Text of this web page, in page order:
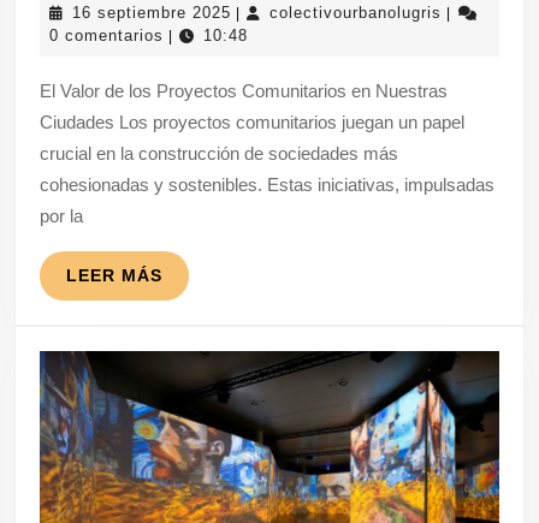
Participación
Proyectos
Comunitarios:
Construyendo
16 septiembre 2025 16
septiembre
| colectivourbanolugris |
0 comentarios | 10:48
El Valor de los Proyectos Comunitarios en Nuestras
Ciudades Los proyectos comunitarios juegan un papel
crucial en la construcción de sociedades más
cohesionadas y sostenibles. Estas iniciativas, impulsadas
por la
LEER MÁS LEER
MÁS